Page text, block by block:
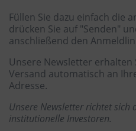
Füllen Sie dazu einfach die
drücken Sie auf "Senden"
anschließend den
Unsere Newsletter erhalten
Versand automatisch an
Adresse.
Unsere Newsletter richtet sich
institutionelle Investoren.